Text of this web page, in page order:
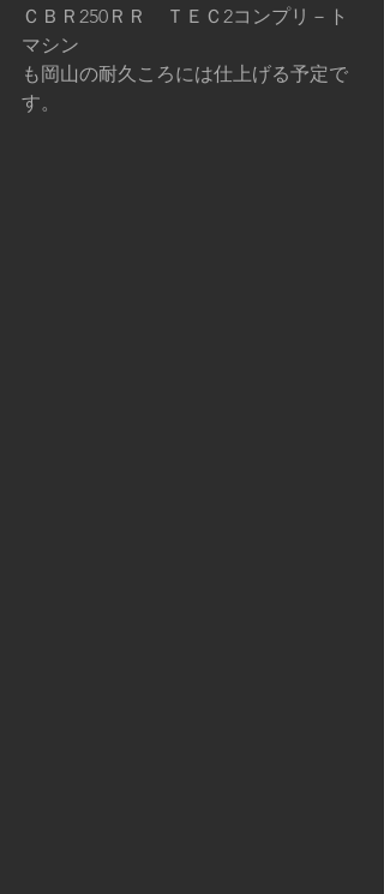
ＣＢＲ250ＲＲ　ＴＥＣ2コンプリ－ト
マシン
も岡山の耐久ころには仕上げる予定で
す。